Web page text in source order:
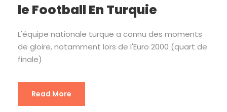
le Football En Turquie
L'équipe nationale turque a connu des moments
de gloire, notamment lors de l'Euro 2000 (quart de
finale)
Read More